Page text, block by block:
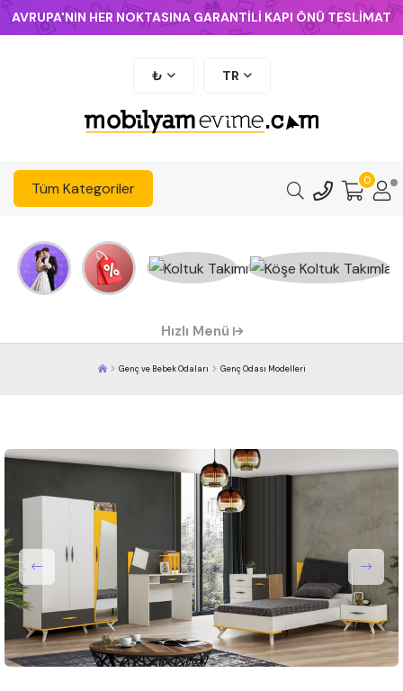
AVRUPA'NIN HER NOKTASINA GARANTİLİ KAPI ÖNÜ TESLİMAT
₺ TR
Tüm Kategoriler 0
Hızlı Menü
Genç ve Bebek Odaları Genç Odası Modelleri